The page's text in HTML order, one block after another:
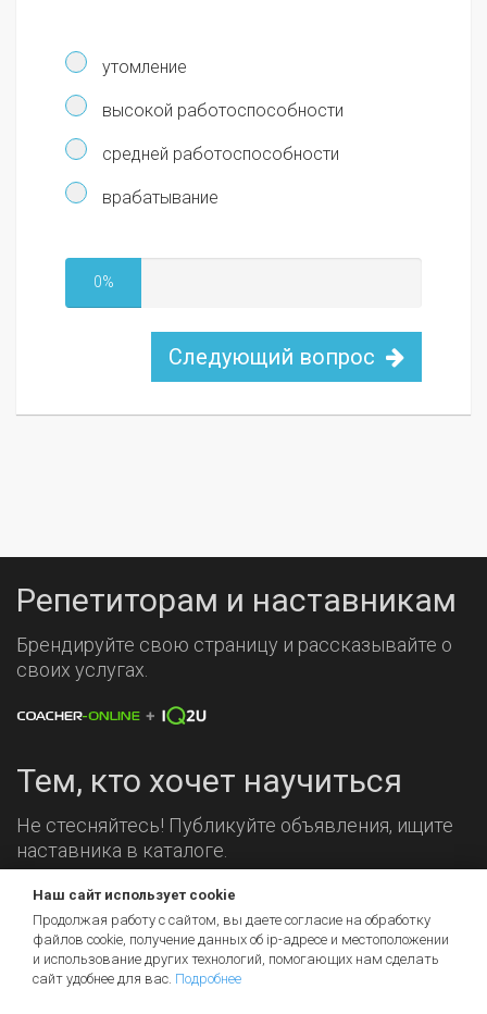
утомление
высокой работоспособности
средней работоспособности
врабатывание
0%
Следующий вопрос
Репетиторам и наставникам
Брендируйте свою страницу и рассказывайте о
своих услугах.
Тем, кто хочет научиться
Не стесняйтесь! Публикуйте объявления, ищите
наставника в каталоге.
Мы на связи!
Наш сайт использует cookie
Продолжая работу с сайтом, вы даете согласие на обработку
файлов cookie, получение данных об ip-адресе и местоположении
и использование других технологий, помогающих нам сделать
сайт удобнее для вас. Подробнее